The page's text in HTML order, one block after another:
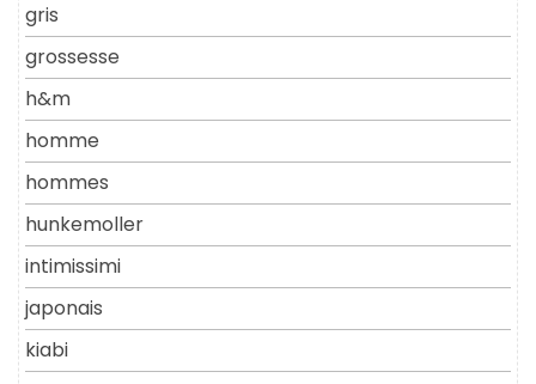
gris
grossesse
h&m
homme
hommes
hunkemoller
intimissimi
japonais
kiabi